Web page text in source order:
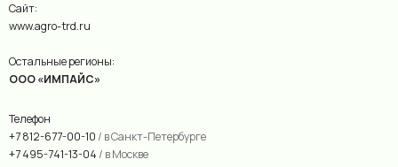
Сайт:
www.agro-trd.ru
Остальные регионы:
ООО «ИМПАЙС»
Телефон
+7 812-677-00-10 / в Санкт-Петербурге
+7 495-741-13-04 / в Москве